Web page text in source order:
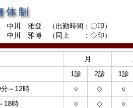
雅登 （出勤時間：〇印）
中川 雅博 （同上 ：◇印）
月
1診 2診
1診
～12時
○ ◇
○
18時
○ ◇ ○